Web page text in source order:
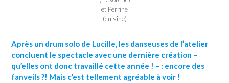
et Perrine
(cuisine)
Après un drum solo de Lucille, les danseuses de l’atelier
concluent le spectacle avec une dernière création –
qu’elles ont donc travaillé cette année ! – : encore des
fanveils ?! Mais c’est tellement agréable à voir !